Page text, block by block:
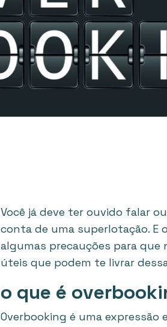
Você já deve ter ouvido falar
conta de uma superlotação. E
algumas precauções para que
úteis que podem te livrar
o que é
Overbooking é uma expressão